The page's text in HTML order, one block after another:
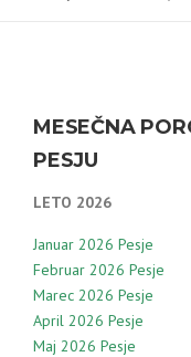
MESEČNA
PESJU
LETO 2026
Januar 2026 Pesje
Februar 2026 Pesje
Marec 2026 Pesje
April 2026 Pesje
Maj 2026 Pesje